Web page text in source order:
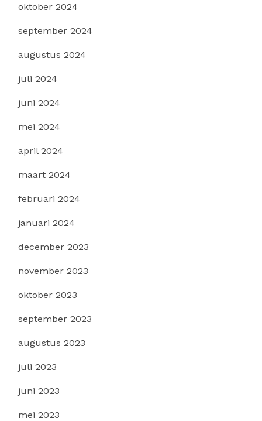
oktober 2024
september 2024
augustus 2024
juli 2024
juni 2024
mei 2024
april 2024
maart 2024
februari 2024
januari 2024
december 2023
november 2023
oktober 2023
september 2023
augustus 2023
juli 2023
juni 2023
mei 2023